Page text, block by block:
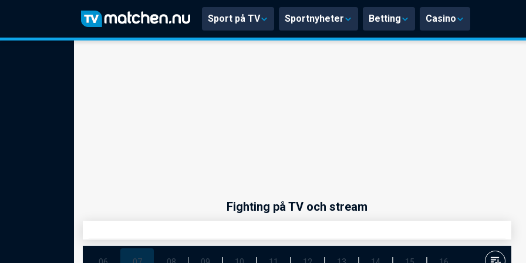
Sport på TV Sportnyheter Betting Casino
Fighting på TV och stream